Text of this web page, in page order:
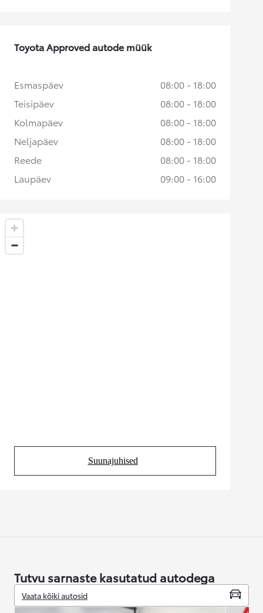
Suunajuhised
(Opens in new tab)
Toyota Approved autode müük
Esmaspäev
08:00 - 18:00
Teisipäev
08:00 - 18:00
Kolmapäev
08:00 - 18:00
Neljapäev
08:00 - 18:00
Reede
08:00 - 18:00
Laupäev
09:00 - 16:00
Tutvu sarnaste kasutatud autodega
Vaata kõiki autosid